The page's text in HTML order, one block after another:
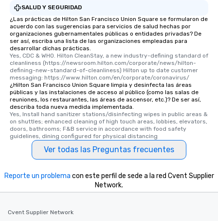
SALUD Y SEGURIDAD
¿Las prácticas de Hilton San Francisco Union Square se formularon de
acuerdo con las sugerencias para servicios de salud hechas por
organizaciones gubernamentales públicas o entidades privadas? De
ser así, escriba una lista de las organizaciones empleadas para
desarrollar dichas prácticas.
Yes, CDC & WHO. Hilton CleanStay, a new industry-defining standard of
cleanliness (https://newsroom.hilton.com/corporate/news/hilton-
defining-new-standard-of-cleanliness) Hilton up to date customer
messaging: https://www.hilton.com/en/corporate/coronavirus/
¿Hilton San Francisco Union Square limpia y desinfecta las áreas
públicas y las instalaciones de acceso al público (como las salas de
reuniones, los restaurantes, las áreas de ascensor, etc.)? De ser así,
describa toda nueva medida implementada.
Yes, Install hand sanitizer stations/disinfecting wipes in public areas &
on shuttles; enhanced cleaning of high touch areas, lobbies, elevators,
doors, bathrooms; F&B service in accordance with food safety
guidelines, dining configured for physical distancing
Ver todas las Preguntas frecuentes
Reporte un problema con este perfil de sede a la red Cvent Supplier
Network.
Cvent Supplier Network